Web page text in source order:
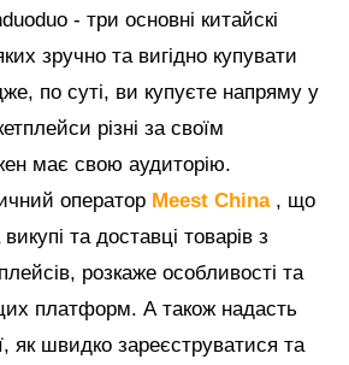
- три основні китайскі
зручно та вигідно купувати
по суті, ви купуєте напряму у
різні за своїм
має свою аудиторію.
оператор Meest China , що
та доставці товарів з
розкаже особливості та
платформ. А також надасть
як швидко зареєструватися та